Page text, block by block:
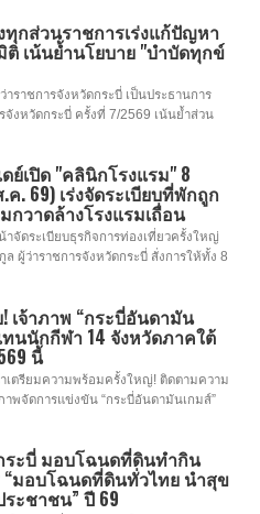
ทุกส่วนราชการเร่งแก้ปัญหา
เน้นย้ำนโยบาย "บำบัดทุกข์
ราชการจังหวัดกระบี่ เป็นประธานการ
งหวัดกระบี่ ครั้งที่ 7/2569 เน้นย้ำส่วน
ย์เปิด "คลินิกโรงแรม" 8
ค. 69) เร่งจัดระเบียบที่พักถูก
วาดล้างโรงแรมเถื่อน
าจัดระเบียบธุรกิจการท่องเที่ยวครั้งใหญ่
ล ผู้ว่าราชการจังหวัดกระบี่ สั่งการให้ทั้ง 8
เจ้าภาพ “กระบี่อันดามัน
นนักกีฬา 14 จังหวัดภาคใต้
นี้
เตรียมความพร้อมครั้งใหญ่! ติดตามความ
าพจัดการแข่งขัน “กระบี่อันดามันเกมส์”
ะบี่ มอบโฉนดที่ดินทำกิน
“มอบโฉนดที่ดินทั่วไทย นำสุข
ะชาชน” ปี 69